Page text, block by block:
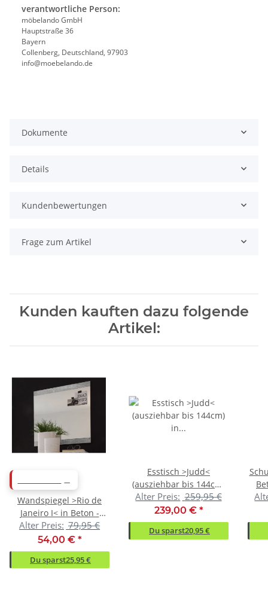
verantwortliche Person:
möbelando GmbH
Hauptstraße 36
Bayern
Collenberg, Deutschland, 97903
info@moebelando.de
Dokumente
Details
Kundenbewertungen
Frage zum Artikel
Kunden kauften dazu folgende
Artikel:
Wandspiegel >Rio de
Janeiro I< in Beton -
68x70x2cm (BxHxT)
Alter Preis: 79,95 €
54,00 € *
Du sparst25,95 €
Esstisch >Judd<
(ausziehbar bis 144cm)
in weiß matt -
104/144x76x104cm
(BxHxT)
Alter Preis: 259,95 €
239,00 € *
Du sparst20,95 €